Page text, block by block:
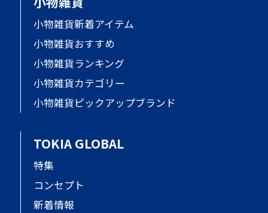
小物雑貨新着アイテム
小物雑貨おすすめ
小物雑貨ランキング
小物雑貨カテゴリー
小物雑貨ピックアップブランド
TOKIA GLOBAL
特集
コンセプト
新着情報